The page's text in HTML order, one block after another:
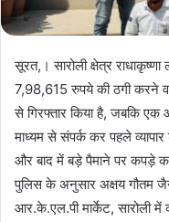
सूरत,। सारोली क्षेत्र राधाकृष्णा
7,98,615 रुपये की ठगी करने
से गिरफ्तार किया है, जबकि एक
माध्यम से संपर्क कर पहले
और बाद में बड़े पैमाने पर कपड़े
पुलिस के अनुसार अक्षय गौतम
आर.के.एल.पी मार्केट, सारोली